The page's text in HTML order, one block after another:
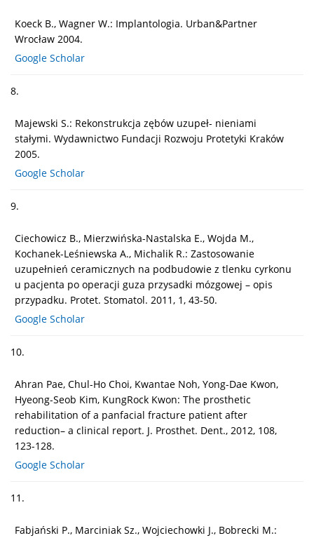
Koeck B., Wagner W.: Implantologia. Urban&Partner
Wrocław 2004.
Google Scholar
8.
Majewski S.: Rekonstrukcja zębów uzupeł- nieniami
stałymi. Wydawnictwo Fundacji Rozwoju Protetyki Kraków
2005.
Google Scholar
9.
Ciechowicz B., Mierzwińska-Nastalska E., Wojda M.,
Kochanek-Leśniewska A., Michalik R.: Zastosowanie
uzupełnień ceramicznych na podbudowie z tlenku cyrkonu
u pacjenta po operacji guza przysadki mózgowej – opis
przypadku. Protet. Stomatol. 2011, 1, 43-50.
Google Scholar
10.
Ahran Pae, Chul-Ho Choi, Kwantae Noh, Yong-Dae Kwon,
Hyeong-Seob Kim, KungRock Kwon: The prosthetic
rehabilitation of a panfacial fracture patient after
reduction– a clinical report. J. Prosthet. Dent., 2012, 108,
123-128.
Google Scholar
11.
Fabjański P., Marciniak Sz., Wojciechowki J., Bobrecki M.: